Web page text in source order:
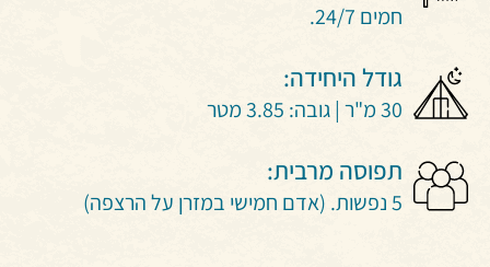
חמים 24/7.
גודל היחידה:
30 מ"ר | גובה: 3.85 מטר
תפוסה מרבית:
5 נפשות. (אדם חמישי במזרן על הרצפה)